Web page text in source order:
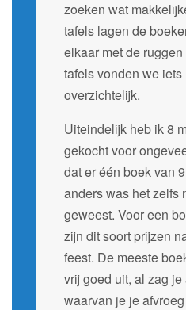
zoeken wat
tafels lagen de
elkaar met de
tafels vonden we iets
overzichtelijk.
Uiteindelijk heb ik 8
gekocht voor
dat er één boek van
anders was het zelfs
geweest. Voor een
zijn dit soort prijzen
feest. De meeste
vrij goed uit, al zag
waarvan je je